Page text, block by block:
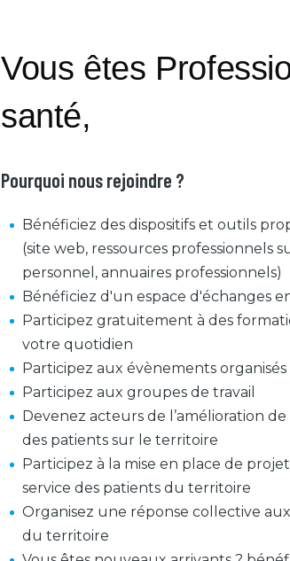
Vous êtes
santé,
Pourquoi nous rejoindre ?
Bénéficiez des dispositifs et outils
(site web, ressources professionnels
personnel, annuaires professionnels)
Bénéficiez d'un espace d'échanges
Participez gratuitement à des
votre quotidien
Participez aux évènements organisés
Participez aux groupes de travail
Devenez acteurs de l’amélioration
des patients sur le territoire
Participez à la mise en place de
service des patients du territoire
Organisez une réponse collective
du territoire